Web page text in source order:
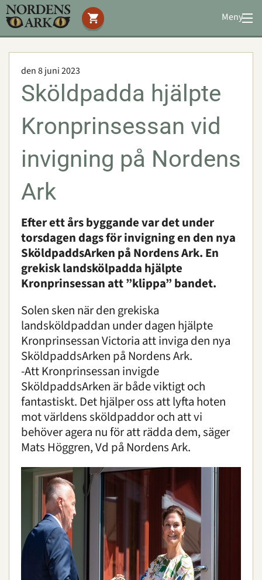
Meny
Stöd oss
Bevarande
Boende
Konferens
den 8 juni 2023
Sköldpadda hjälpte
Kronprinsessan vid
invigning på Nordens
Ark
Efter ett års byggande var det under
torsdagen dags för invigning en den nya
SköldpaddsArken på Nordens Ark. En
grekisk landskölpadda hjälpte
Kronprinsessan att ”klippa” bandet.
Solen sken när den grekiska
landsköldpaddan under dagen hjälpte
Kronprinsessan Victoria att inviga den nya
SköldpaddsArken på Nordens Ark.
-Att Kronprinsessan invigde
SköldpaddsArken är både viktigt och
fantastiskt. Det hjälper oss att lyfta hoten
mot världens sköldpaddor och att vi
behöver agera nu för att rädda dem, säger
Mats Höggren, Vd på Nordens Ark.